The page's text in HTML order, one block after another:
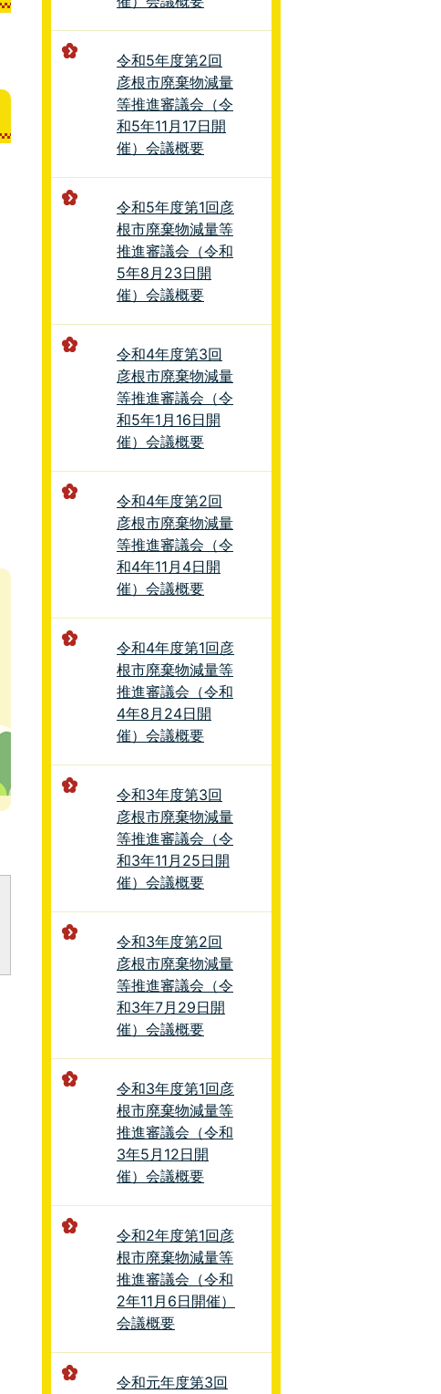
令和5年度第2回
彦根市廃棄物減量
等推進審議会（令
和5年11月17日開
催）会議概要
令和5年度第1回彦
根市廃棄物減量等
推進審議会（令和
5年8月23日開
催）会議概要
令和4年度第3回
彦根市廃棄物減量
等推進審議会（令
和5年1月16日開
催）会議概要
令和4年度第2回
彦根市廃棄物減量
等推進審議会（令
和4年11月4日開
催）会議概要
令和4年度第1回彦
根市廃棄物減量等
推進審議会（令和
4年8月24日開
催）会議概要
令和3年度第3回
彦根市廃棄物減量
等推進審議会（令
和3年11月25日開
催）会議概要
令和3年度第2回
彦根市廃棄物減量
等推進審議会（令
和3年7月29日開
催）会議概要
令和3年度第1回彦
根市廃棄物減量等
推進審議会（令和
3年5月12日開
催）会議概要
令和2年度第1回彦
根市廃棄物減量等
推進審議会（令和
2年11月6日開催）
会議概要
令和元年度第3回